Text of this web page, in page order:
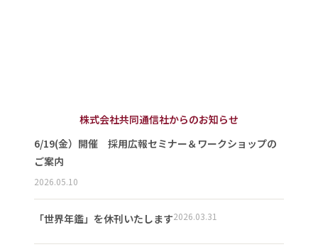
株式会社共同通信社からのお知らせ
6/19(金）開催 採用広報セミナー＆ワークショップの
ご案内
2026.05.10
「世界年鑑」を休刊いたします2026.03.31